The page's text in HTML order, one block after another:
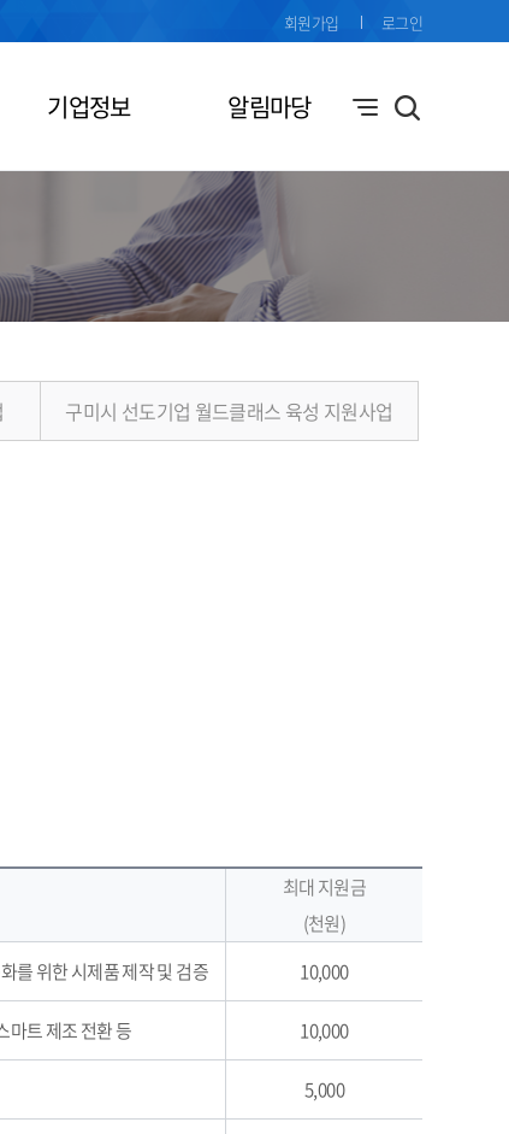
기업정보 알림마당
회원가입 로그인
구미시 선도기업 월드클래스 육성 지원사업
최대 지원금
(천원)
를 위한 시제품 제작 및 검증 10,000
마트 제조 전환 등 10,000
5,000